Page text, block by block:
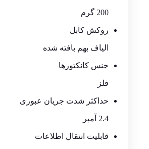
200 گرم
روکش کابل
الیاف بهم بافته شده
جنس کانکتورها
فلز
حداکثر شدت جریان عبوری
2.4 آمپر
قابلیت انتقال اطلاعات